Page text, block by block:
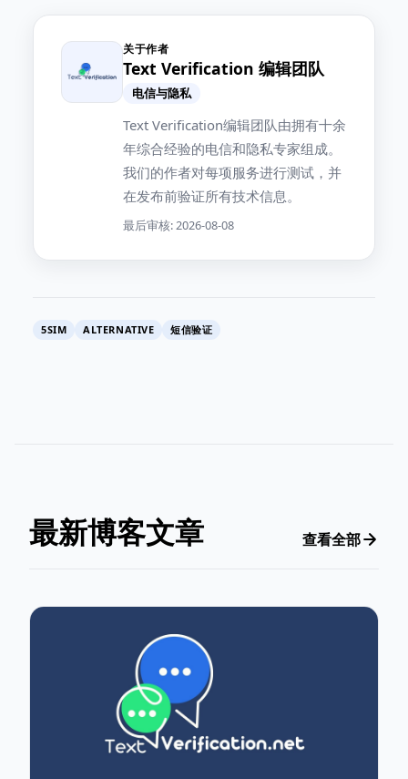
关于作者
Text Verification 编辑团队
电信与隐私
Text Verification编辑团队由拥有十余
年综合经验的电信和隐私专家组成。
我们的作者对每项服务进行测试，并
在发布前验证所有技术信息。
最后审核: 2026-08-08
5SIM ALTERNATIVE 短信验证
最新博客文章 查看全部